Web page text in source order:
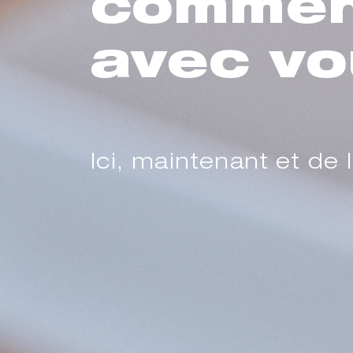
avec
Ici, maintenant et de